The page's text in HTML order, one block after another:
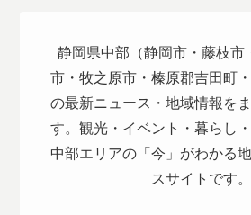
静岡県中部（静岡市・藤枝市
市・牧之原市・榛原郡吉田町
の最新ニュース・地域情報を
す。観光・イベント・暮らし
中部エリアの「今」がわかる
スサイトです。